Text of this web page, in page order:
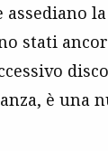
assediano
stati
è una